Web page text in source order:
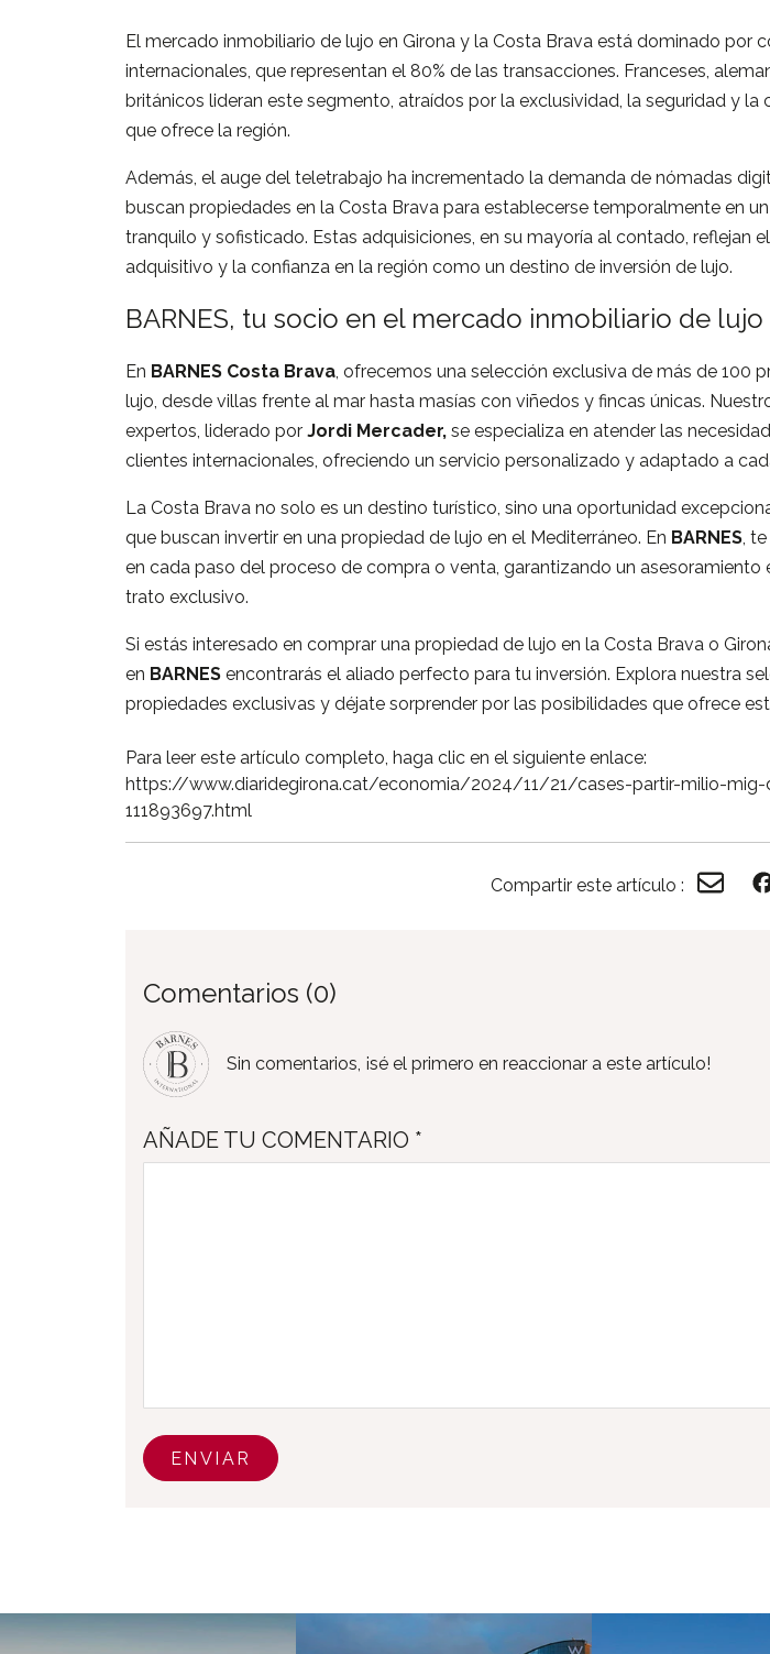
El mercado inmobiliario de lujo en Girona y la Costa Brava está dominado por
internacionales, que representan el 80% de las transacciones. Franceses,
británicos lideran este segmento, atraídos por la exclusividad, la seguridad y la
que ofrece la región.
Además, el auge del teletrabajo ha incrementado la demanda de nómadas
buscan propiedades en la Costa Brava para establecerse temporalmente en
tranquilo y sofisticado. Estas adquisiciones, en su mayoría al contado, reflejan
adquisitivo y la confianza en la región como un destino de inversión de lujo.
BARNES, tu socio en el mercado inmobiliario de lujo
En BARNES Costa Brava, ofrecemos una selección exclusiva de más de 100
lujo, desde villas frente al mar hasta masías con viñedos y fincas únicas.
expertos, liderado por Jordi Mercader, se especializa en atender las
clientes internacionales, ofreciendo un servicio personalizado y adaptado a
La Costa Brava no solo es un destino turístico, sino una oportunidad
que buscan invertir en una propiedad de lujo en el Mediterráneo. En BARNES,
en cada paso del proceso de compra o venta, garantizando un asesoramiento
trato exclusivo.
Si estás interesado en comprar una propiedad de lujo en la Costa Brava o
en BARNES encontrarás el aliado perfecto para tu inversión. Explora nuestra
propiedades exclusivas y déjate sorprender por las posibilidades que ofrece
Para leer este artículo completo, haga clic en el siguiente enlace:
https://www.diaridegirona.cat/economia/2024/11/21/cases-partir-milio-mig-
111893697.html
Compartir este artículo :
Comentarios (0)
Sin comentarios, ¡sé el primero en reaccionar a este artículo!
AÑADE TU COMENTARIO *
ENVIAR